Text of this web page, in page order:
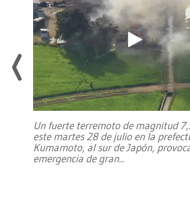
Un fuerte terremoto de magnitud
este martes 28 de julio en la
Kumamoto, al sur de Japón,
emergencia de gran...